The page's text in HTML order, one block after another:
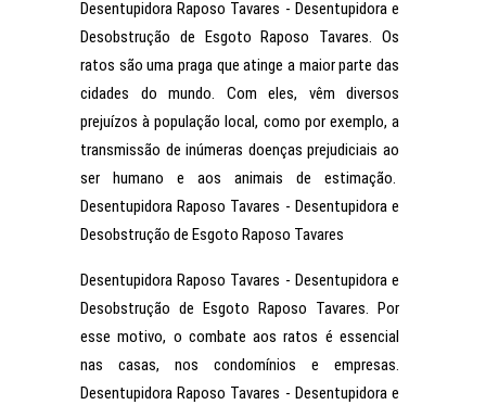
Desentupidora Raposo Tavares - Desentupidora e
Desobstrução de Esgoto Raposo Tavares. Os
ratos são uma praga que atinge a maior parte das
cidades do mundo. Com eles, vêm diversos
prejuízos à população local, como por exemplo, a
transmissão de inúmeras doenças prejudiciais ao
ser humano e aos animais de estimação.
Desentupidora Raposo Tavares - Desentupidora e
Desobstrução de Esgoto Raposo Tavares
Desentupidora Raposo Tavares - Desentupidora e
Desobstrução de Esgoto Raposo Tavares. Por
esse motivo, o combate aos ratos é essencial
nas casas, nos condomínios e empresas.
Desentupidora Raposo Tavares - Desentupidora e